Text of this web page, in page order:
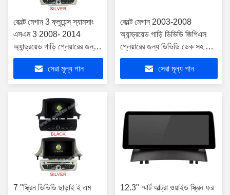
রেনল্ট মেগান 3 ফ্লুয়েন্স স্যামসাং
এসএম 3 2008- 2014
অ্যান্ড্রয়েড গাড়ি প্লেয়ারের জন্য
ডিভিডি ডেক সহ 7 "স্ক্রিন ই এম
সেরা মূল্য পান
রেনল্ট মেগান 2003-2008
অ্যান্ড্রয়েড গাড়ি ডিভিডি জিপিএস
প্লেয়ারের জন্য ডিভিডি ডেক সহ 7
"স্ক্রিন ই এম স্টাইল
সেরা মূল্য পান
7 "স্ক্রিন ডিভিডি ছাড়াই ই এম
12.3" স্মার্ট আল্ট্রা ওয়াইড স্ক্রিন ফর